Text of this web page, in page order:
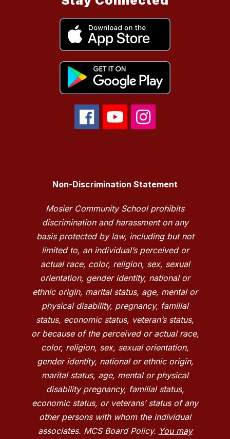
Non-Discrimination Statement
Mosier Community School prohibits
discrimination and harassment on any
basis protected by law, including but not
limited to, an individual’s perceived or
actual race, color, religion, sex, sexual
orientation, gender identity, national or
ethnic origin, marital status, age, mental or
physical disability, pregnancy, familial
status, economic status, veteran’s status,
or because of the perceived or actual race,
color, religion, sex, sexual orientation,
gender identity, national or ethnic origin,
marital status, age, mental or physical
disability pregnancy, familial status,
economic status, or veterans’ status of any
other persons with whom the individual
associates. MCS Board Policy. You may